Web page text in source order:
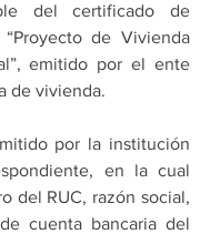
del certificado de
de Vivienda
emitido por el ente
de vivienda.
por la institución
en la cual
del RUC, razón social,
cuenta bancaria del